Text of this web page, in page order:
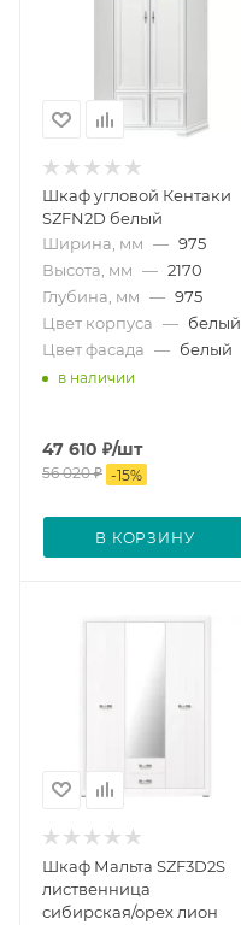
Шкаф угловой Кентаки
SZFN2D белый
Ширина, мм — 975
Высота, мм — 2170
Глубина, мм — 975
Цвет корпуса — белый
Цвет фасада — белый
в наличии
47 610 ₽/шт
56 020₽ -15%
В КОРЗИНУ
Шкаф Мальта SZF3D2S
лиственница
сибирская/орех лион